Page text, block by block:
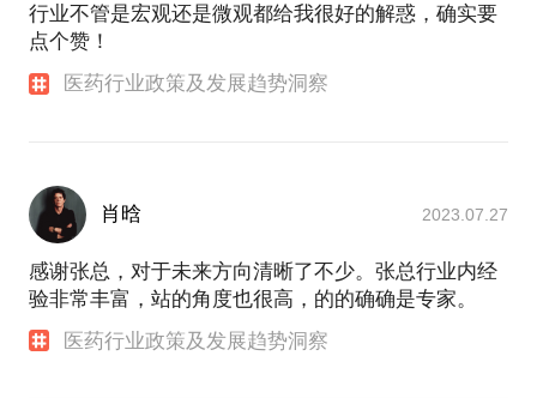
行业不管是宏观还是微观都给我很好的解惑，确实要
点个赞！
医药行业政策及发展趋势洞察
肖晗 2023.07.27
感谢张总，对于未来方向清晰了不少。张总行业内经
验非常丰富，站的角度也很高，的的确确是专家。
医药行业政策及发展趋势洞察